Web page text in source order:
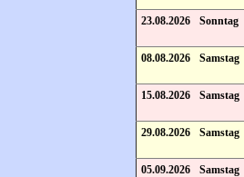
23.08.2026 Sonntag
08.08.2026 Samstag
15.08.2026 Samstag
29.08.2026 Samstag
05.09.2026 Samstag